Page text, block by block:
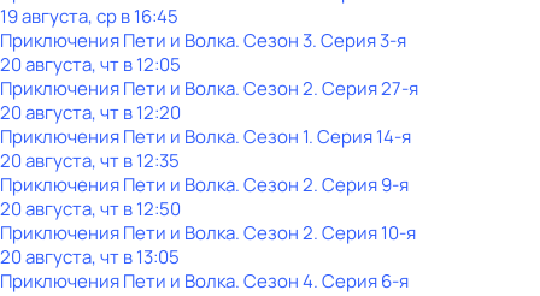
19 августа, ср в 16:45
Приключения Пети и Волка. Сезон 3. Серия 3-я
20 августа, чт в 12:05
Приключения Пети и Волка. Сезон 2. Серия 27-я
20 августа, чт в 12:20
Приключения Пети и Волка. Сезон 1. Серия 14-я
20 августа, чт в 12:35
Приключения Пети и Волка. Сезон 2. Серия 9-я
20 августа, чт в 12:50
Приключения Пети и Волка. Сезон 2. Серия 10-я
20 августа, чт в 13:05
Приключения Пети и Волка. Сезон 4. Серия 6-я